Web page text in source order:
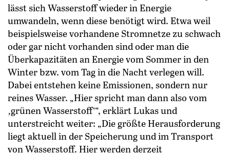
lässt sich Wasserstoff wieder in Energie
umwandeln, wenn diese benötigt wird. ­Etwa weil
beispielsweise vorhandene Stromnetze zu schwach
oder gar nicht vorhanden sind oder man die
Überkapazitäten an Energie vom Sommer in den
Winter bzw. vom Tag in die Nacht verlegen will.
Dabei entstehen keine Emissionen, sondern nur
reines Wasser. „Hier spricht man dann also vom
‚grünen Wasserstoff‘“, erklärt Lukas und
unterstreicht weiter: „Die größte Herausforderung
liegt aktuell in der Speicherung und im Transport
von Wasserstoff. Hier werden derzeit